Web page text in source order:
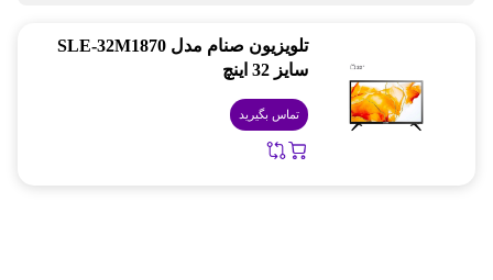
تلویزیون صنام مدل SLE-32M1870
سایز 32 اینچ
تماس بگیرید